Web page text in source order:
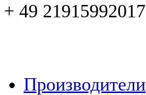
+ 49 21915992017
Производители